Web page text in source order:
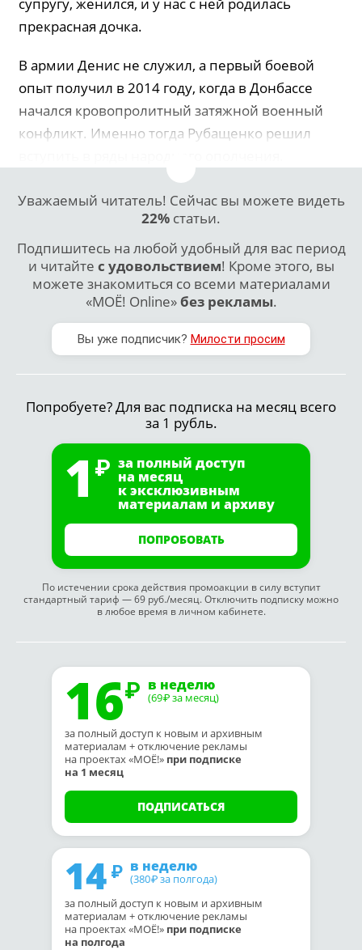
прекрасная дочка.
В армии Денис не служил, а первый боевой
опыт получил в 2014 году, когда в Донбассе
начался кровопролитный затяжной военный
конфликт. Именно тогда Рубащенко решил
Уважаемый читатель! Сейчас вы можете видеть
22% статьи.
Подпишитесь на любой удобный для вас период
и читайте с удовольствием! Кроме этого, вы
можете знакомиться со всеми материалами
«МОЁ! Online»без рекламы.
Вы уже подписчик? Милости просим
Попробуете? Для вас подписка на месяц всего
за 1 рубль.
1 за полный доступ
на месяц
к эксклюзивным
материалам и архиву
ПОПРОБОВАТЬ
По истечении срока действия промоакции в силу вступит
стандартный тариф — 69 руб./месяц. Отключить подписку можно
в любое время в личном кабинете.
16 в неделю
(69₽ за месяц)
за полный доступ к новым и архивным
материалам + отключение рекламы
на проектах «МОЁ!» при подписке
на 1 месяц
ПОДПИСАТЬСЯ
14 в неделю
(380₽ за полгода)
за полный доступ к новым и архивным
материалам + отключение рекламы
на проектах «МОЁ!» при подписке
на полгода